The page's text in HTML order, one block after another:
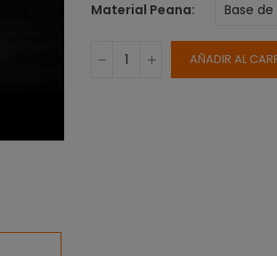
Material Peana
AÑADIR AL